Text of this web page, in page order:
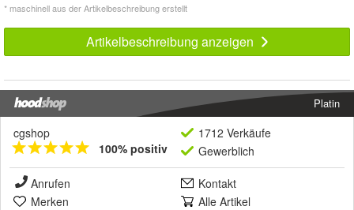
* maschinell aus der Artikelbeschreibung erstellt
Artikelbeschreibung anzeigen
Platin
cgshop
100% positiv
1712 Verkäufe
Gewerblich
Anrufen
Kontakt
Merken
Alle Artikel